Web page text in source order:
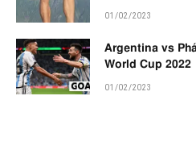
01/02/2023
Argentina vs
World Cup 2022
01/02/2023